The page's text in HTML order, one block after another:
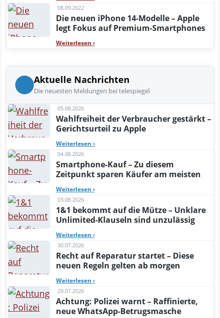
08.09.2022
Die neuen iPhone 14-Modelle – Apple
legt Fokus auf Premium-Smartphones
Weiterlesen ›
Aktuelle Nachrichten
Die neuesten Meldungen bei telespiegel
05.08.2026
Wahlfreiheit der Verbraucher gestärkt –
Gerichtsurteil zu Apple
Weiterlesen ›
04.08.2026
Smartphone-Kauf – Zu diesem
Zeitpunkt sparen Käufer am meisten
Weiterlesen ›
03.08.2026
1&1 bekommt auf die Mütze – Unklare
Unlimited-Klauseln sind unzulässig
Weiterlesen ›
30.07.2026
Recht auf Reparatur startet – Diese
neuen Regeln gelten ab morgen
Weiterlesen ›
29.07.2026
Achtung: Polizei warnt – Raffinierte,
neue WhatsApp-Betrugsmasche